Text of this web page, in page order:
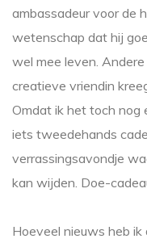
ambassadeur voor de
wetenschap dat hij
wel mee leven.
creatieve vriendin
Omdat ik het toch nog
iets tweedehands
verrassingsavondje
kan wijden. Doe-
Hoeveel nieuws heb ik